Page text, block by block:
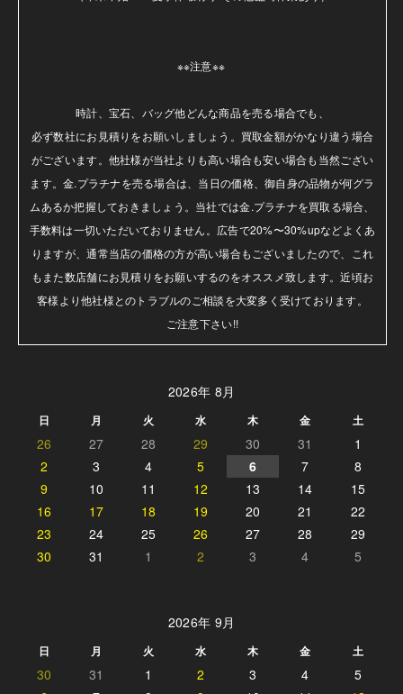
※※注意※※
時計、宝石、バッグ他どんな商品を売る場合でも、
必ず数社にお見積りをお願いしましょう。買取金額がかなり違う場合
がございます。他社様が当社よりも高い場合も安い場合も当然ござい
ます。金.プラチナを売る場合は、当日の価格、御自身の品物が何グラ
ムあるか把握しておきましょう。当社では金.プラチナを買取る場合、
手数料は一切いただいておりません。広告で20%〜30%upなどよくあ
りますが、通常当店の価格の方が高い場合もございましたので、これ
もまた数店舗にお見積りをお願いするのをオススメ致します。近頃お
客様より他社様とのトラブルのご相談を大変多く受けております。
ご注意下さい!!
2026年 8月
日 月 火 水 木 金 土
26 27 28 29 30 31
1
2
3 4 5 6 7
8
9
10 11 12 13 14
15
16
17 18 19 20 21
22
23
24 25 26 27 28
29
30
31 1 2 3 4 5
2026年 9月
日 月 火 水 木 金 土
30 31 1 2 3 4
5